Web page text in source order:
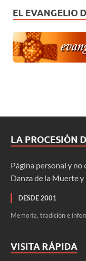
EL EVANGELIO
LA PROCESIÓN
Página personal y no
Danza de la Muerte y
DESDE 2001
Memoria, tradición e
VISITA RÁPIDA